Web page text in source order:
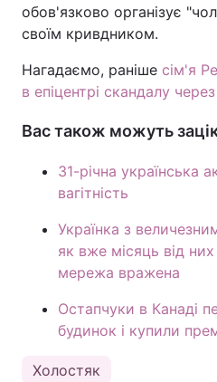
обов'язково організує
своїм кривдником.
Нагадаємо, раніше сім'я
в епіцентрі скандалу
Вас також можуть
31-річна українська
вагітність
Українка з
як вже місяць від
мережа вражена
Остапчуки в Канаді
будинок і купили
Холостяк